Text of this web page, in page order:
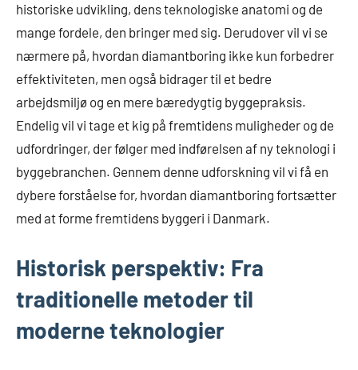
historiske udvikling, dens teknologiske anatomi og de
mange fordele, den bringer med sig. Derudover vil vi se
nærmere på, hvordan diamantboring ikke kun forbedrer
effektiviteten, men også bidrager til et bedre
arbejdsmiljø og en mere bæredygtig byggepraksis.
Endelig vil vi tage et kig på fremtidens muligheder og de
udfordringer, der følger med indførelsen af ny teknologi i
byggebranchen. Gennem denne udforskning vil vi få en
dybere forståelse for, hvordan diamantboring fortsætter
med at forme fremtidens byggeri i Danmark.
Historisk perspektiv: Fra
traditionelle metoder til
moderne teknologier